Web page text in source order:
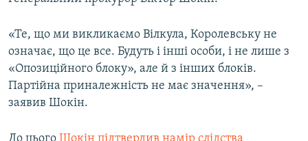
Усі сайти RFE/RL
«Те, що ми викликаємо Вілкула, Королевську не
означає, що це все. Будуть і інші особи, і не лише з
«Опозиційного блоку», але й з інших блоків.
Партійна приналежність не має значення», –
заявив Шокін.